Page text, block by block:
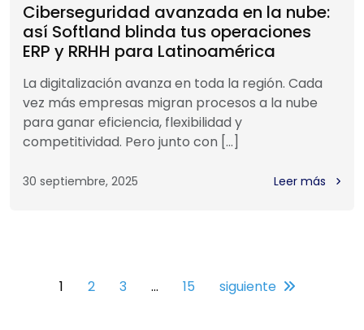
Ciberseguridad avanzada en la nube:
así Softland blinda tus operaciones
ERP y RRHH para Latinoamérica
La digitalización avanza en toda la región. Cada
vez más empresas migran procesos a la nube
para ganar eficiencia, flexibilidad y
competitividad. Pero junto con […]
30 septiembre, 2025 Leer más
1 2 3 … 15 siguiente